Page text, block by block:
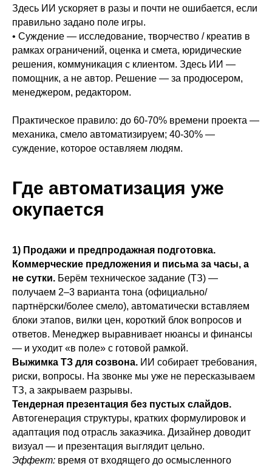
Здесь ИИ ускоряет в разы и почти не ошибается, если
правильно задано поле игры.
• Суждение — исследование, творчество / креатив в
рамках ограничений, оценка и смета, юридические
решения, коммуникация с клиентом. Здесь ИИ —
помощник, а не автор. Решение — за продюсером,
менеджером, редактором.
Практическое правило: до 60-70% времени проекта —
механика, смело автоматизируем; 40-30% —
суждение, которое оставляем людям.
Где автоматизация уже
окупается
1) Продажи и предпродажная подготовка.
Коммерческие предложения и письма за часы, а
не сутки. Берём техническое задание (ТЗ) —
получаем 2–3 варианта тона (официально/
партнёрски/более смело), автоматически вставляем
блоки этапов, вилки цен, короткий блок вопросов и
ответов. Менеджер выравнивает нюансы и финансы
— и уходит «в поле» с готовой рамкой.
Выжимка ТЗ для созвона. ИИ собирает требования,
риски, вопросы. На звонке мы уже не пересказываем
ТЗ, а закрываем разрывы.
Тендерная презентация без пустых слайдов.
Автогенерация структуры, кратких формулировок и
адаптация под отрасль заказчика. Дизайнер доводит
визуал — и презентация выглядит цельно.
Эффект: время от входящего до осмысленного